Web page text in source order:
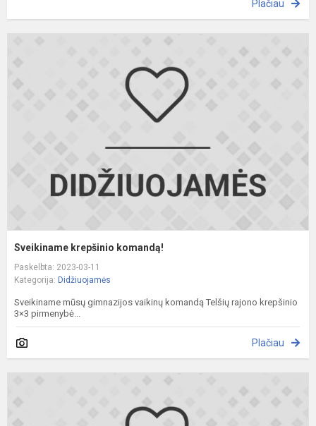
Plačiau
Sveikiname krepšinio komandą!
Paskelbta: 2023-03-11
Kategorija: Didžiuojamės
Sveikiname mūsų gimnazijos vaikinų komandą Telšių rajono krepšinio
3×3 pirmenybė...
Plačiau